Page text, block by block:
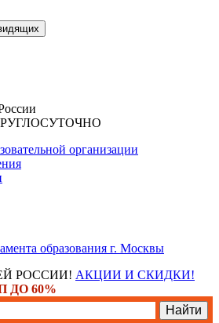
КРУГЛОСУТОЧНО
организации
образования г. Москвы
РОССИИ! АКЦИИ И СКИДКИ!
ДО 60%